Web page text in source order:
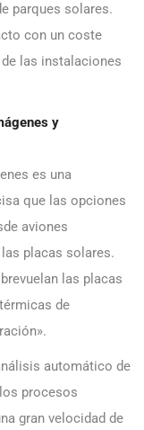
parques solares.
con un coste
las instalaciones
y
es una
que las opciones
aviones
placas solares.
las placas
de
automático de
procesos
gran velocidad de